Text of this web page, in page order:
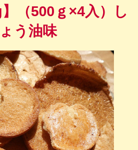
（500ｇ×4入）し
ょう油味